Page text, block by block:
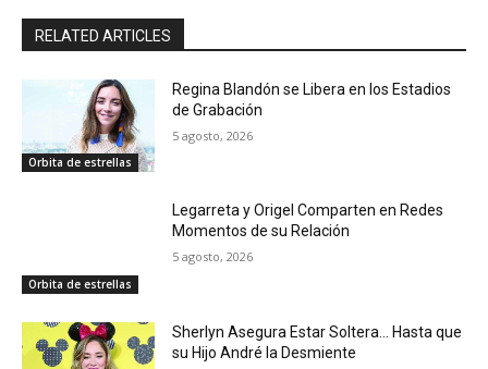
RELATED ARTICLES
Orbita de estrellas
Regina Blandón se Libera en los Estadios
de Grabación
5 agosto, 2026
Orbita de estrellas
Legarreta y Origel Comparten en Redes
Momentos de su Relación
5 agosto, 2026
Sherlyn Asegura Estar Soltera… Hasta que
su Hijo André la Desmiente